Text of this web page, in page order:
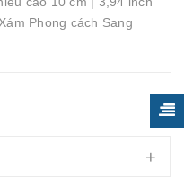
Phong cách Sang
+